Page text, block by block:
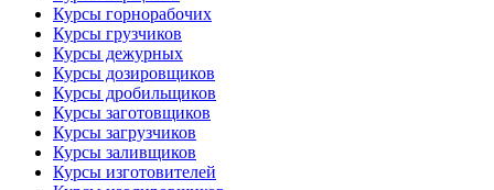
Курсы горнорабочих
Курсы грузчиков
Курсы дежурных
Курсы дозировщиков
Курсы дробильщиков
Курсы заготовщиков
Курсы загрузчиков
Курсы заливщиков
Курсы изготовителей